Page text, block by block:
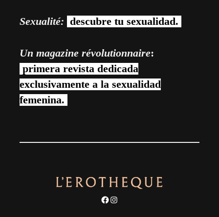
Sexualité: descubre tu sexualidad.
Un magazine révolutionnaire:
primera revista dedicada
exclusivamente a la sexualidad
femenina.
Facebook
Instagram